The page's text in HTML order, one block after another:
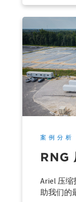
案例分析
RNG
Ariel 压
助我们的